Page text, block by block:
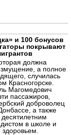
и 100 бонусов
покрывают
должна
а полное
случилась
Красногорске.
Магомедович
пассажиров,
доброволец
а также
в школе и